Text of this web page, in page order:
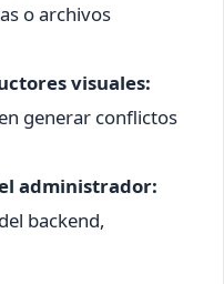
o archivos
visuales:
generar conflictos
administrador:
backend,